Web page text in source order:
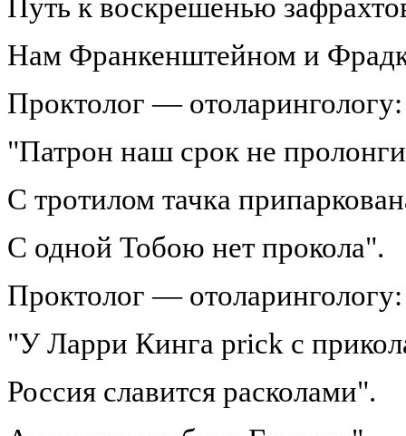
Путь к воскрешенью
Нам Франкенштейном и
Проктолог — отоларингологу:
"Патрон наш срок не
С тротилом тачка
С одной Тобою нет прокола".
Проктолог — отоларингологу:
"У Ларри Кинга prick с
Россия славится расколами".